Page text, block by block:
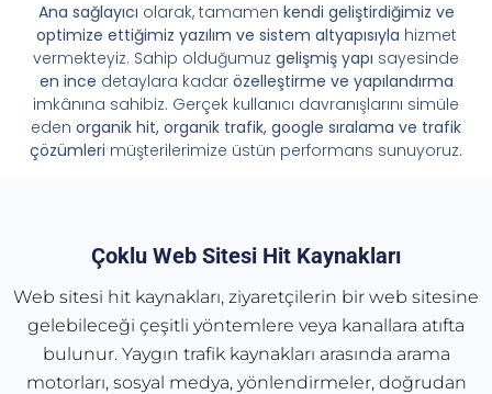
Ana sağlayıcı olarak, tamamen kendi geliştirdiğimiz ve
optimize ettiğimiz yazılım ve sistem altyapısıyla hizmet
vermekteyiz. Sahip olduğumuz gelişmiş yapı sayesinde
en ince detaylara kadar özelleştirme ve yapılandırma
imkânına sahibiz. Gerçek kullanıcı davranışlarını simüle
eden organik hit, organik trafik, google sıralama ve trafik
çözümleri müşterilerimize üstün performans sunuyoruz.
Çoklu Web Sitesi Hit Kaynakları
Web sitesi hit kaynakları, ziyaretçilerin bir web sitesine
gelebileceği çeşitli yöntemlere veya kanallara atıfta
bulunur. Yaygın trafik kaynakları arasında arama
motorları, sosyal medya, yönlendirmeler, doğrudan